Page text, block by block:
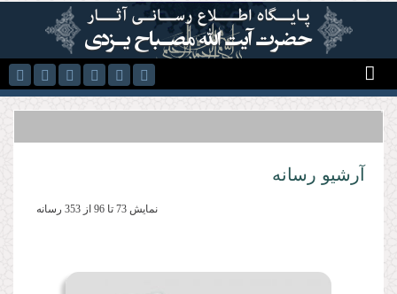
رفتن به محتوای اصلی
آرشیو رسانه
نمایش 73 تا 96 از 353 رسانه